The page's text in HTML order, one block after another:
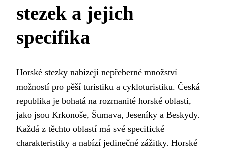
stezek a jejich
specifika
Horské stezky nabízejí nepřeberné množství
možností pro pěší turistiku a cykloturistiku. Česká
republika je bohatá na rozmanité horské oblasti,
jako jsou Krkonoše, Šumava, Jeseníky a Beskydy.
Každá z těchto oblastí má své specifické
charakteristiky a nabízí jedinečné zážitky. Horské